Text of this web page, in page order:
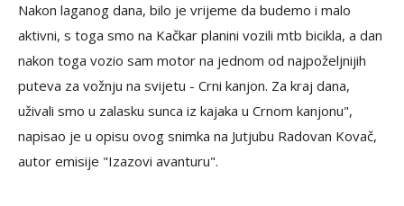
Nakon laganog dana, bilo je vrijeme da budemo i malo
aktivni, s toga smo na Kačkar planini vozili mtb bicikla, a dan
nakon toga vozio sam motor na jednom od najpoželjnijih
puteva za vožnju na svijetu - Crni kanjon. Za kraj dana,
uživali smo u zalasku sunca iz kajaka u Crnom kanjonu",
napisao je u opisu ovog snimka na Jutjubu Radovan Kovač,
autor emisije "Izazovi avanturu".